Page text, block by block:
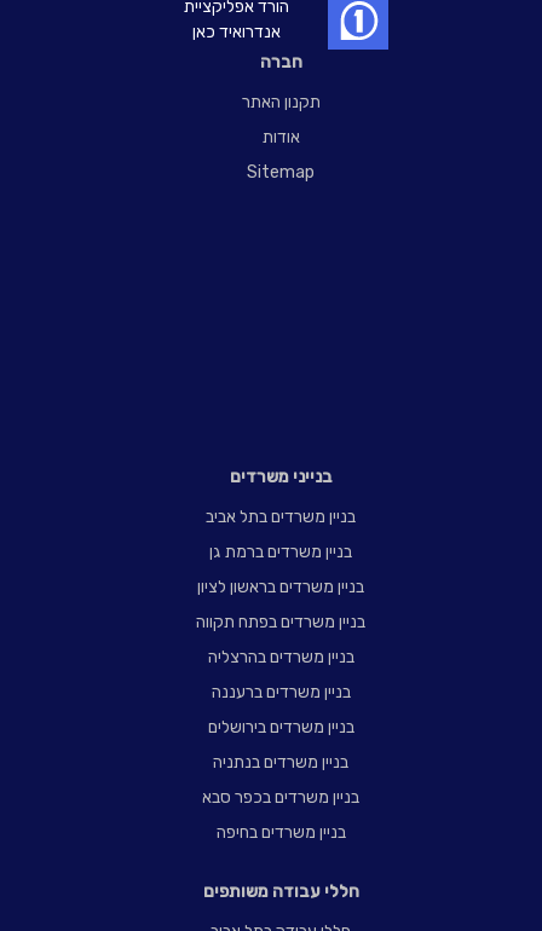
חברה
תקנון האתר
אודות
Sitemap
בנייני משרדים
בניין משרדים בתל אביב
בניין משרדים ברמת גן
בניין משרדים בראשון לציון
בניין משרדים בפתח תקווה
בניין משרדים בהרצליה
בניין משרדים ברעננה
בניין משרדים בירושלים
בניין משרדים בנתניה
בניין משרדים בכפר סבא
בניין משרדים בחיפה
חללי עבודה משותפים
הורד אפליקציית
אנדרואיד כאן